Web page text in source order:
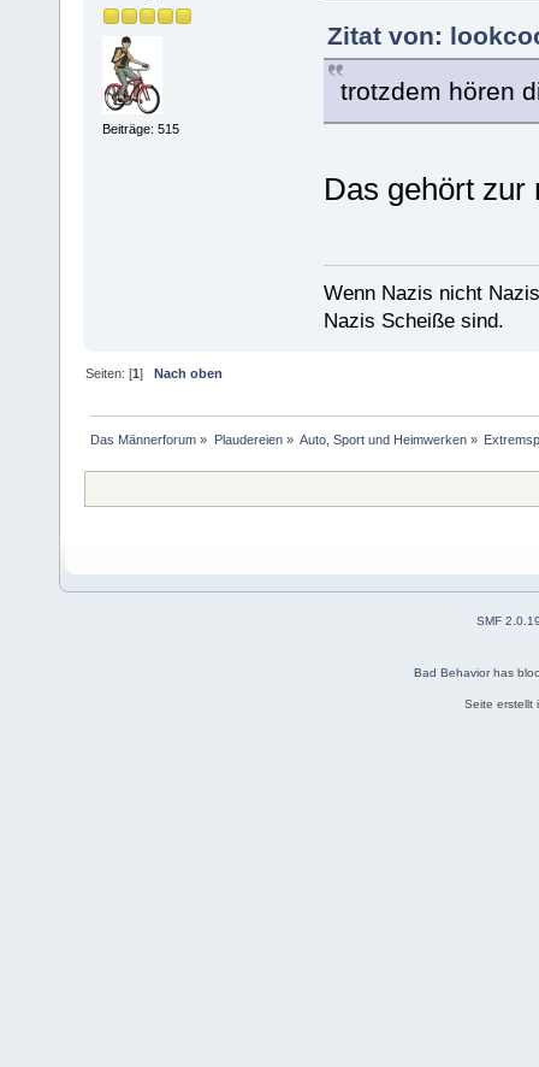
Beiträge: 515
Zitat von:
trotzdem hören
Das gehört zur
Wenn Nazis nicht
Nazis Scheiße sind.
Seiten: [1]Nach oben
Das Männerforum » Plaudereien» Auto, Sport und Heimwerken»
SMF
Bad Behaviorhas
Seite erstellt